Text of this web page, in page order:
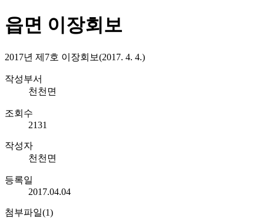
읍면 이장회보
2017년 제7호 이장회보(2017. 4. 4.)
작성부서
천천면
조회수
2131
작성자
천천면
등록일
2017.04.04
첨부파일(1)